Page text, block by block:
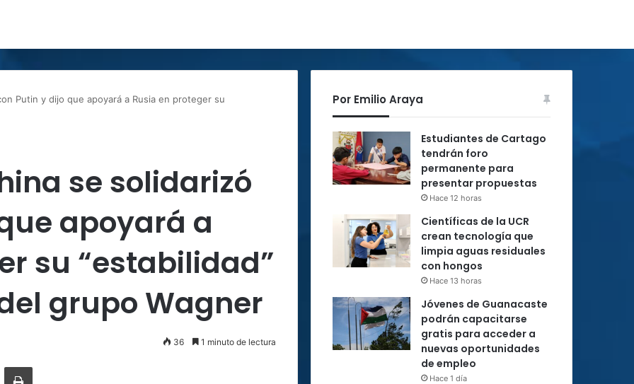
Putin y dijo que apoyará a Rusia en proteger su
se solidarizó
apoyará a
su “estabilidad”
grupo Wagner
36 1 minuto de lectura
por correo electrónicoImprimir
Por Emilio Araya
Estudiantes de Cartago
tendrán foro
permanente para
presentar propuestas
Hace 12 horas
Científicas de la UCR
crean tecnología que
limpia aguas residuales
con hongos
Hace 13 horas
Jóvenes de Guanacaste
podrán capacitarse
gratis para acceder a
nuevas oportunidades
de empleo
Hace 1 día